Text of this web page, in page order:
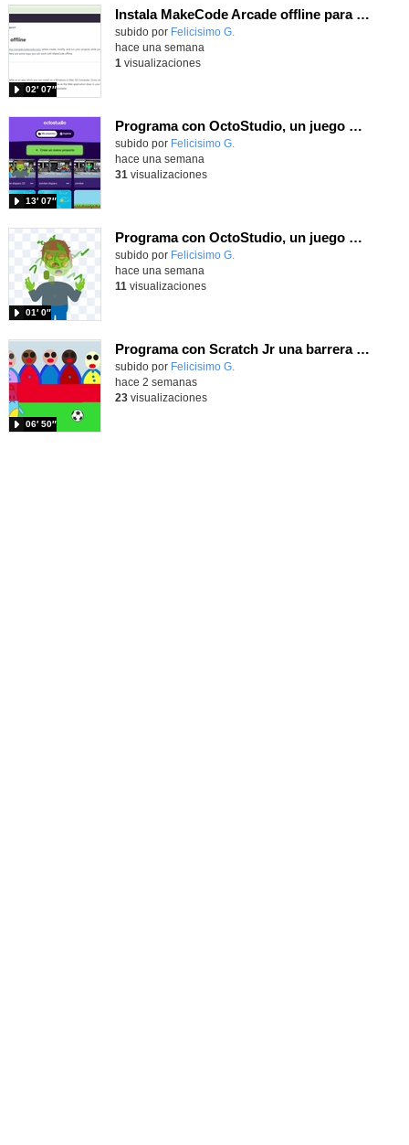
Instala MakeCode Arcade offline para programar grandes juegos sin necesidad de Internet
Contenido educativo.
subido por Felicisimo G.
02′ 07″
hace una semana
1 visualizaciones
Programa con OctoStudio, un juego de disparos contra Zombies con un cargador basado en el House of the dead
Contenido educativo.
subido por Felicisimo G.
13′ 07″
hace una semana
31 visualizaciones
Programa con OctoStudio, un juego homenajeando al House of the dead con Zombies
Contenido educativo.
subido por Felicisimo G.
01′ 0″
hace una semana
11 visualizaciones
Programa con Scratch Jr una barrera que se desplaza para dar sensación de movimiento
Contenido educativo.
subido por Felicisimo G.
06′ 50″
hace 2 semanas
23visualizaciones